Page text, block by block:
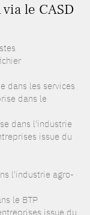
le CASD
dans les services
dans le
dans l'industrie
issue du
l'industrie agro-
le BTP
issue du